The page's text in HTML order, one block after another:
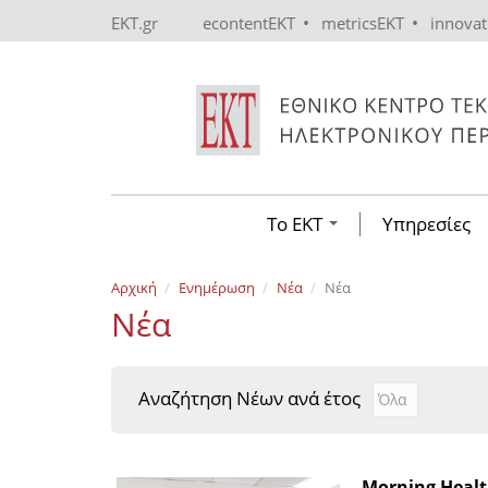
EKT.gr econtentEKT • metricsEKT •
Το ΕΚΤ Υπηρεσίες
Αρχική Ενημέρωση Νέα Νέα
Νέα
Αναζήτηση Νέων ανά έτος Αναζήτηση
Year